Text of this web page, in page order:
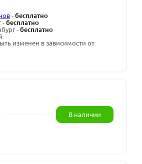
-бесплатно
-бесплатно
-бесплатно
изменен в зависимости от
В наличии